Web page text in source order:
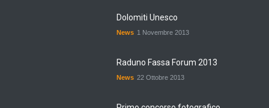
Dolomiti Unesco
News 1 Novembre 2013
Raduno Fassa Forum 2013
News 22 Ottobre 2013